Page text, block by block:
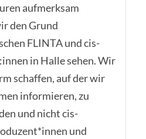
aufmerksam
den Grund
FLINTA und cis-
in Halle sehen. Wir
schaffen, auf der wir
informieren, zu
und nicht cis-
und